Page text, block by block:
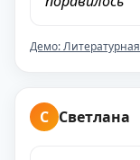
Демо:
С Светлана